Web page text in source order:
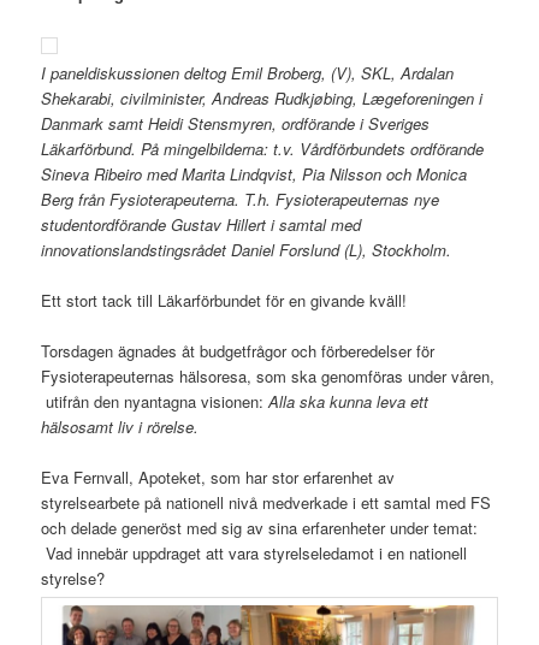
I paneldiskussionen deltog Emil Broberg, (V), SKL, Ardalan
Shekarabi, civilminister, Andreas Rudkjøbing, Lægeforeningen i
Danmark samt Heidi Stensmyren, ordförande i Sveriges
Läkarförbund. På mingelbilderna: t.v. Vårdförbundets ordförande
Sineva Ribeiro med Marita Lindqvist, Pia Nilsson och Monica
Berg från Fysioterapeuterna. T.h. Fysioterapeuternas nye
studentordförande Gustav Hillert i samtal med
innovationslandstingsrådet Daniel Forslund (L), Stockholm.
Ett stort tack till Läkarförbundet för en givande kväll!
Torsdagen ägnades åt budgetfrågor och förberedelser för
Fysioterapeuternas hälsoresa, som ska genomföras under våren,
utifrån den nyantagna visionen:Alla ska kunna leva ett
hälsosamt liv i rörelse.
Eva Fernvall, Apoteket, som har stor erfarenhet av
styrelsearbete på nationell nivå medverkade i ett samtal med FS
och delade generöst med sig av sina erfarenheter under temat:
Vad innebär uppdraget att vara styrelseledamot i en nationell
styrelse?